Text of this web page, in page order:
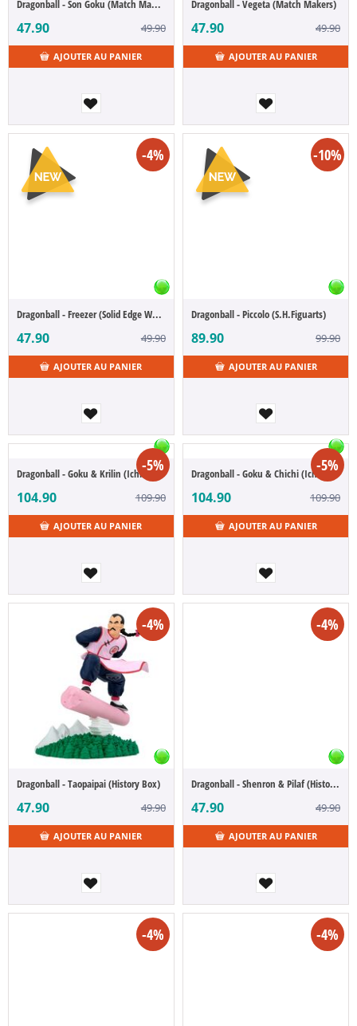
Dragonball - Son Goku (Match Makers)
47.90 49.90
AJOUTER AU PANIER
Dragonball - Vegeta (Match Makers)
47.90 49.90
AJOUTER AU PANIER
-4%
Dragonball - Freezer (Solid Edge Works)
47.90 49.90
AJOUTER AU PANIER
-10%
Dragonball - Piccolo (S.H.Figuarts)
89.90 99.90
AJOUTER AU PANIER
-5%
Dragonball - Goku & Krilin (Ichibansho)
104.90 109.90
AJOUTER AU PANIER
-5%
Dragonball - Goku & Chichi (Ichibansho)
104.90 109.90
AJOUTER AU PANIER
-4%
Dragonball - Taopaipai (History Box)
47.90 49.90
AJOUTER AU PANIER
-4%
Dragonball - Shenron & Pilaf (History Box)
47.90 49.90
AJOUTER AU PANIER
-4% -4%